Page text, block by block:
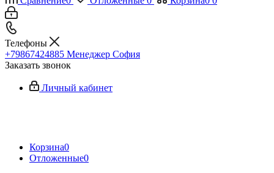
Телефоны
+79867424885 Менеджер София
Заказать звонок
Личный кабинет
Корзина0
Отложенные0